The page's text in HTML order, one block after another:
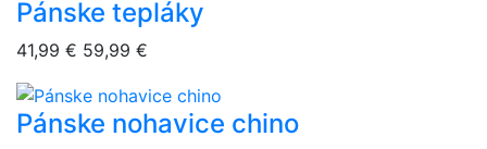
overlay bg
Pánske tepláky
41,99 € 59,99 €
overlay bg
Pánske nohavice chino